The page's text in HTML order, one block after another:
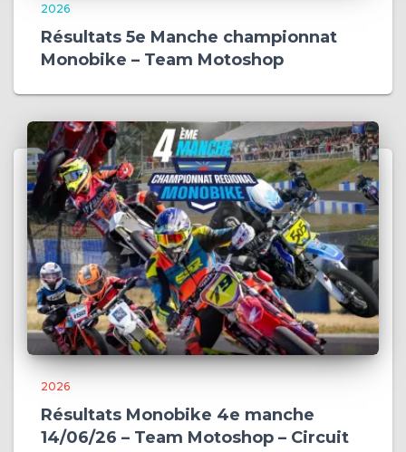
2026
Résultats 5e Manche championnat
Monobike – Team Motoshop
2026
Résultats Monobike 4e manche
14/06/26 – Team Motoshop – Circuit